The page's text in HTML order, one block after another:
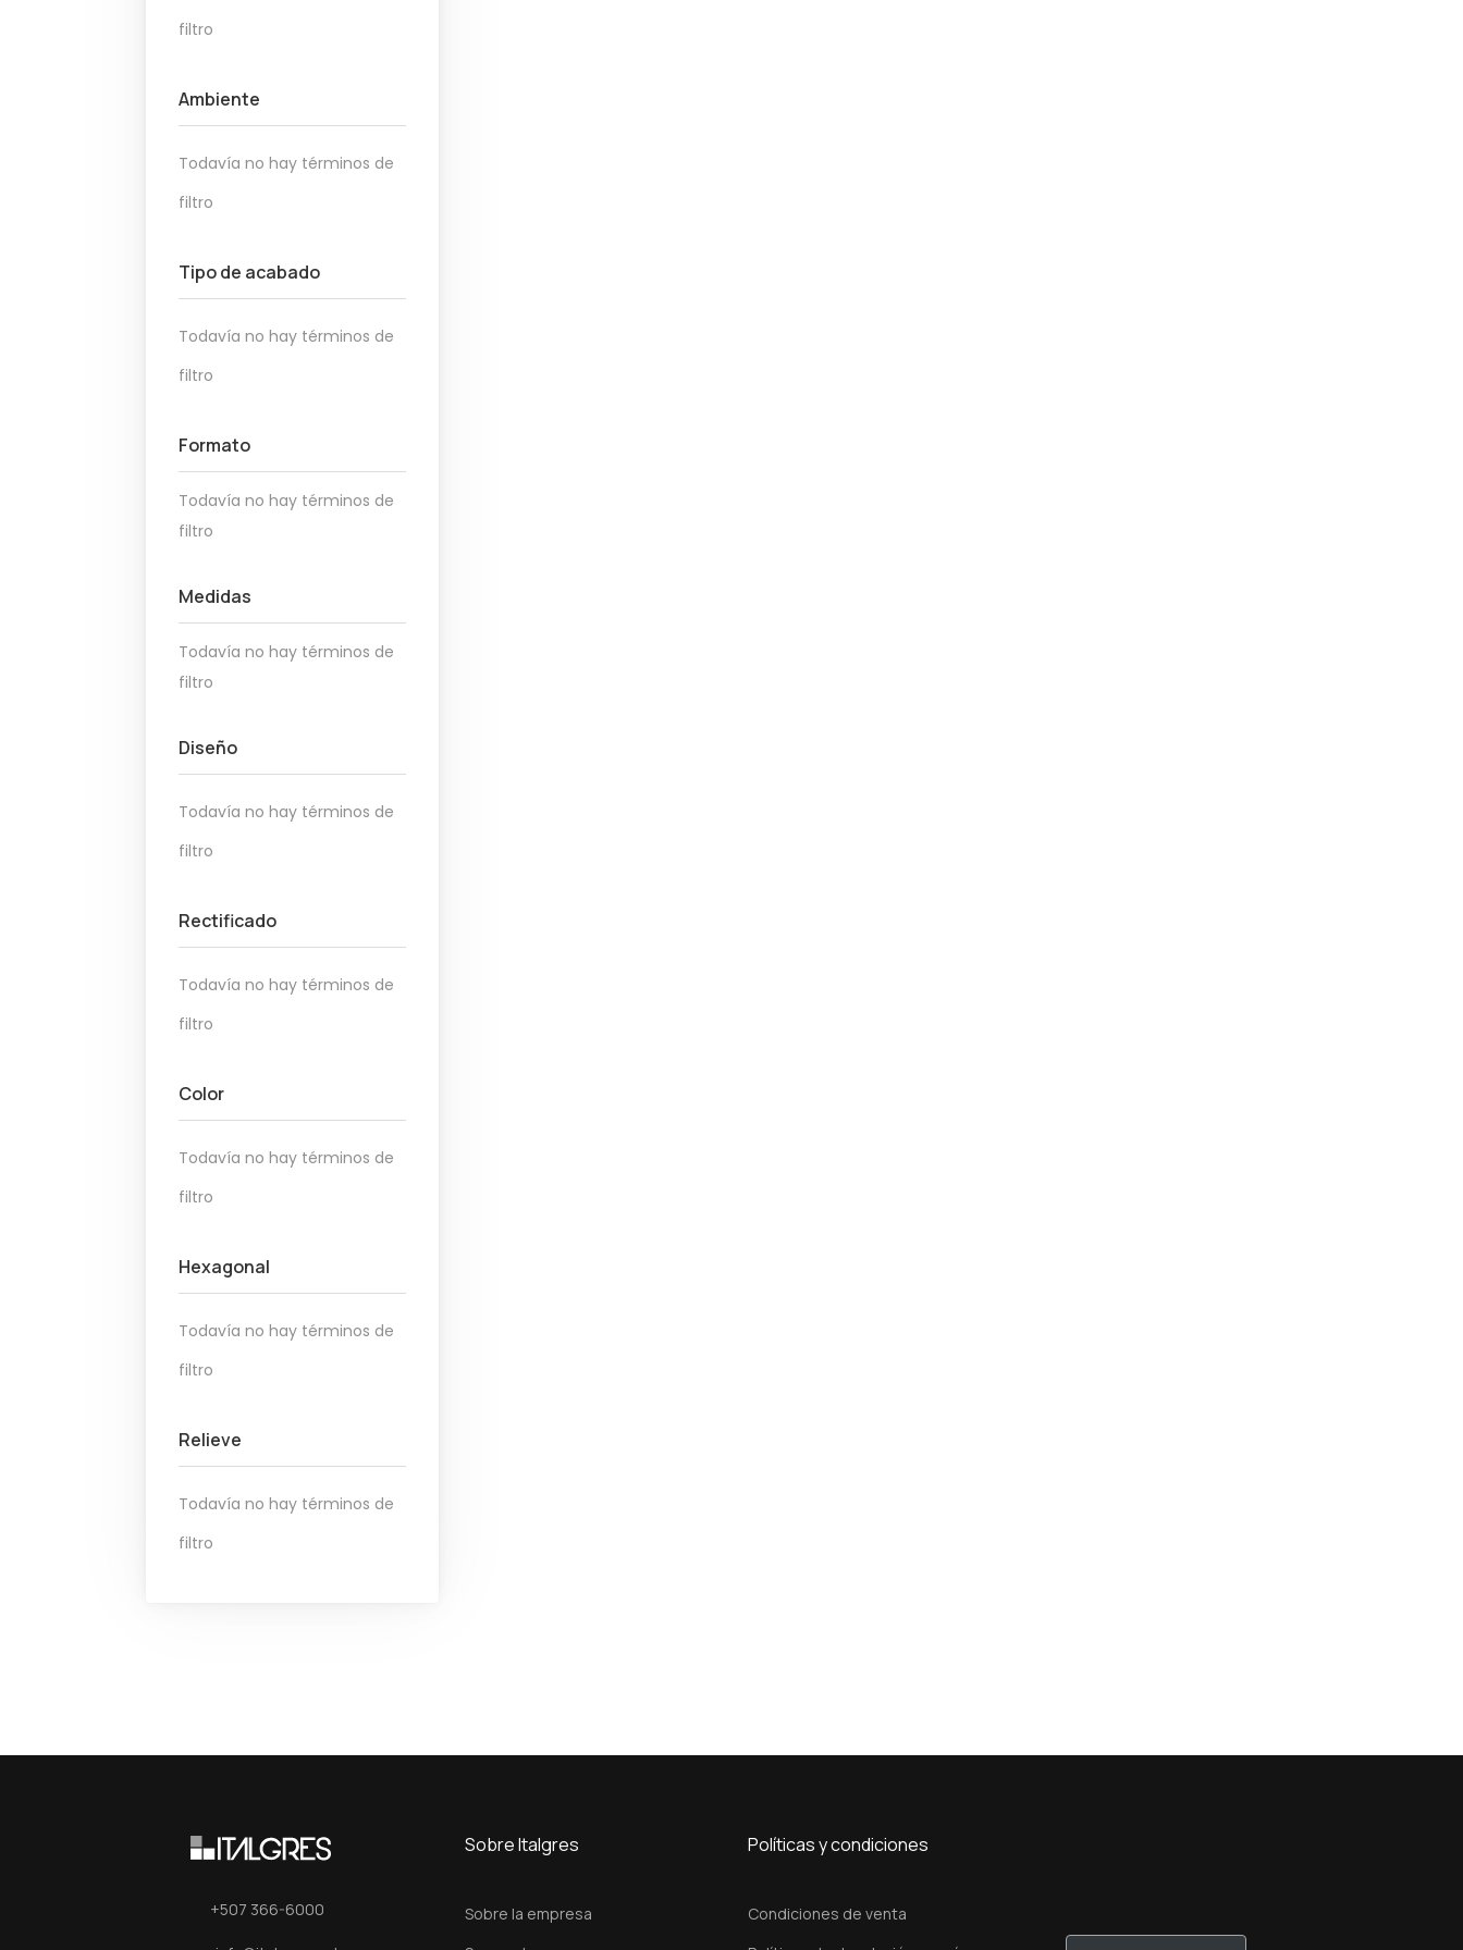
filtro
Ambiente
Todavía no hay términos de
filtro
Tipo de acabado
Todavía no hay términos de
filtro
Formato
Todavía no hay términos de
filtro
Medidas
Todavía no hay términos de
filtro
Diseño
Todavía no hay términos de
filtro
Rectificado
Todavía no hay términos de
filtro
Color
Todavía no hay términos de
filtro
Hexagonal
Todavía no hay términos de
filtro
Relieve
Todavía no hay términos de
filtro
+507 366-6000
Sobre Italgres
Sobre la empresa
Políticas y condiciones
Condiciones de venta